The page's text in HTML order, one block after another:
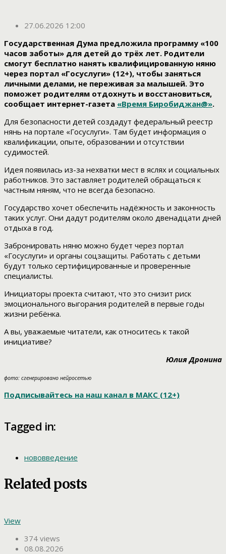
27.06.2026 12:00
Государственная Дума предложила программу «100
часов заботы» для детей до трёх лет. Родители
смогут бесплатно нанять квалифицированную няню
через портал «Госуслуги» (12+), чтобы заняться
личными делами, не переживая за малышей. Это
поможет родителям отдохнуть и восстановиться,
сообщает интернет-газета «Время Биробиджан@».
Для безопасности детей создадут федеральный реестр
нянь на портале «Госуслуги». Там будет информация о
квалификации, опыте, образовании и отсутствии
судимостей.
Идея появилась из-за нехватки мест в яслях и социальных
работников. Это заставляет родителей обращаться к
частным няням, что не всегда безопасно.
Государство хочет обеспечить надёжность и законность
таких услуг. Они дадут родителям около двенадцати дней
отдыха в год.
Забронировать няню можно будет через портал
«Госуслуги» и органы соцзащиты. Работать с детьми
будут только сертифицированные и проверенные
специалисты.
Инициаторы проекта считают, что это снизит риск
эмоционального выгорания родителей в первые годы
жизни ребёнка.
А вы, уважаемые читатели, как относитесь к такой
инициативе?
Юлия Дронина
фото: сгенерировано нейросетью
Подписывайтесь на наш канал в МАКС (12+)
Tagged in:
нововведение
Related posts
View
374 views
08.08.2026